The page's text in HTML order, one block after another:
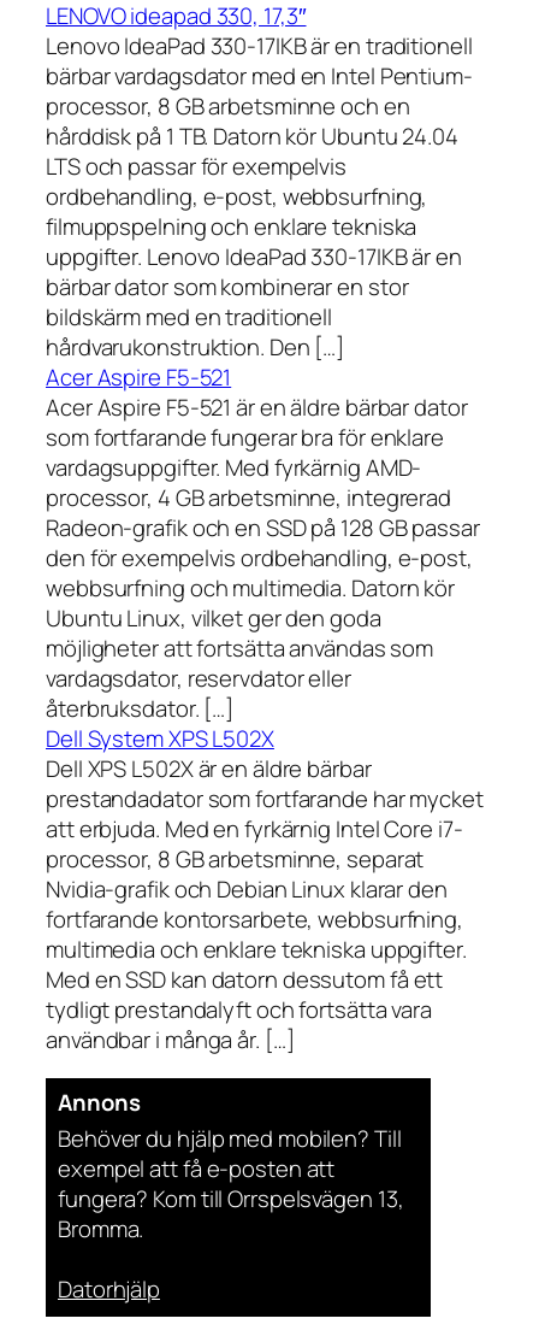
LENOVO ideapad 330, 17,3″
Lenovo IdeaPad 330-17IKB är en traditionell
bärbar vardagsdator med en Intel Pentium-
processor, 8 GB arbetsminne och en
hårddisk på 1 TB. Datorn kör Ubuntu 24.04
LTS och passar för exempelvis
ordbehandling, e-post, webbsurfning,
filmuppspelning och enklare tekniska
uppgifter. Lenovo IdeaPad 330-17IKB är en
bärbar dator som kombinerar en stor
bildskärm med en traditionell
hårdvarukonstruktion. Den […]
Acer Aspire F5-521
Acer Aspire F5-521 är en äldre bärbar dator
som fortfarande fungerar bra för enklare
vardagsuppgifter. Med fyrkärnig AMD-
processor, 4 GB arbetsminne, integrerad
Radeon-grafik och en SSD på 128 GB passar
den för exempelvis ordbehandling, e-post,
webbsurfning och multimedia. Datorn kör
Ubuntu Linux, vilket ger den goda
möjligheter att fortsätta användas som
vardagsdator, reservdator eller
återbruksdator. […]
Dell System XPS L502X
Dell XPS L502X är en äldre bärbar
prestandadator som fortfarande har mycket
att erbjuda. Med en fyrkärnig Intel Core i7-
processor, 8 GB arbetsminne, separat
Nvidia-grafik och Debian Linux klarar den
fortfarande kontorsarbete, webbsurfning,
multimedia och enklare tekniska uppgifter.
Med en SSD kan datorn dessutom få ett
tydligt prestandalyft och fortsätta vara
användbar i många år. […]
Annons
Behöver du hjälp med mobilen? Till
exempel att få e-posten att
fungera? Kom till Orrspelsvägen 13,
Bromma.
Datorhjälp